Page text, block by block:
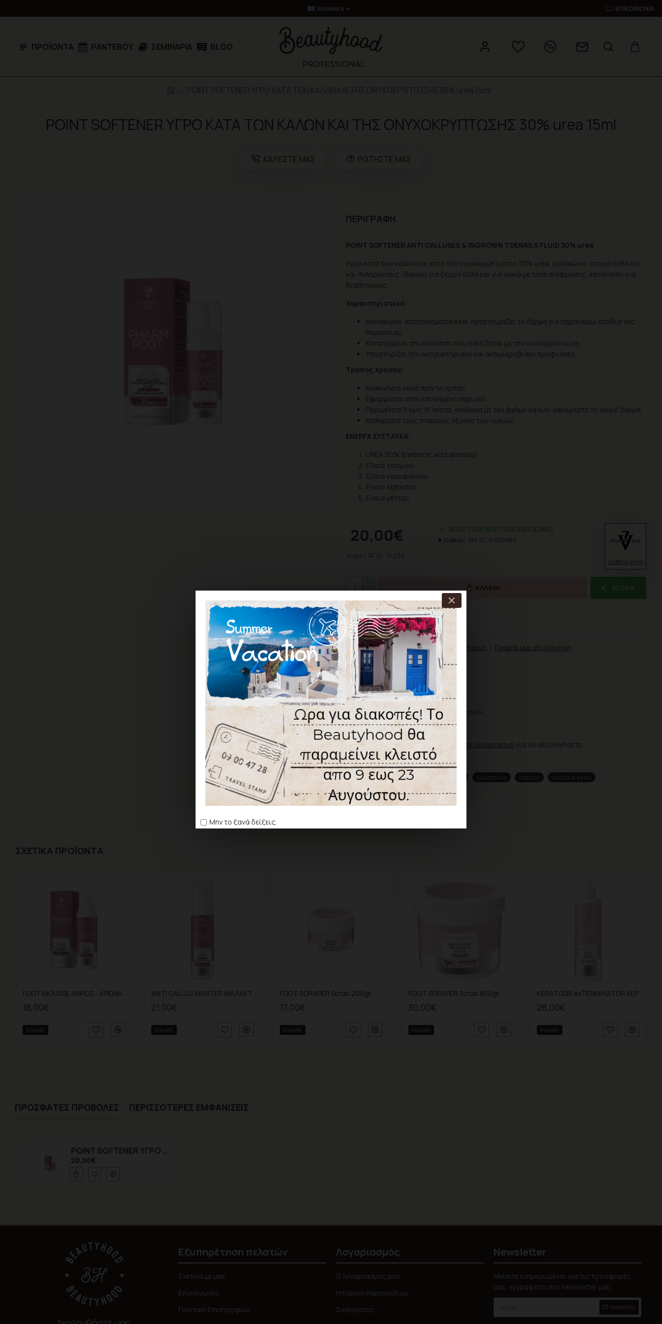
Μην το ξανά δείξεις.
ΕΛΛΗΝΙΚΆ ΕΠΙΚΟΙΝΩΝΊΑ
ΠΡΟΪΌΝΤΑ ΡΑΝΤΕΒΟΎ ΣΕΜΙΝΆΡΙΑ BLOG
POINT SOFTENER ΥΓΡΟ ΚΑΤΑ ΤΩΝ ΚΑΛΩΝ ΚΑΙ ΤΗΣ ΟΝΥΧΟΚΡΥΠΤΩΣΗΣ 30% urea 15ml
ΚΑΛΈΣΤΕ ΜΑΣ ΡΩΤΉΣΤΕ ΜΑΣ
ΠΕΡΙΓΡΑΦΉ
POINT SOFTENER ANTI CALLUSES & INGROWN TOENAILS FLUID 30% urea
Υγρό κατά των κάλων και κατά της ονυχοκρύπτωσης 30% urea, μαλακώνει τοπικά κάλλους
και σκληρύνσεις ιδανικό για δέρμα αλλά και για νύχια με τάση είσφρυσης, κατάλληλο για
διαβητικούς.
Χαρακτηριστικά:
Μαλακώνει αποτελεσματικά και προετοιμάζει το δέρμα για περαιτέρω στάδια της
θεραπείας.
Καταπραΰνει την ενόχληση που σχετίζεται με την ονυχοκρύπτωση.
Υποστηρίζει την αντιβακτηριακή και αντιμικροβιακή προφύλαξη.
Τρόπος Χρήσης:
Ανακινήστε καλά πριν τη χρήση.
Εφαρμόστε στην επιλεγμένη περιοχή.
Περιμένετε 5 έως 15 λεπτά, ανάλογα με τον βαθμό κάλων, αφαιρέστε το νεκρό δέρμα.
Καθαρίστε τους πλαϊνούς άξονες των νυχιών.
ΕΝΕΡΓΑ ΣΥΣΤΑΤΚΑ:
UREA 30% (carbonic acid diamide)
Έλαιο τσαγιού
Έλαιο γαρυφάλλου
Έλαιο λεβάντας
Έλαιο μέντας
Σύμφωνα με 0 αξιολογήσεις. - Γράψτε μια αξιολόγηση
20,00€
ΑΠΟΣΤΟΛΉ ΑΠΌ 1 ΈΩΣ 5 ΕΡΓΆΣΙΜΕΣ
Κωδικός: BH-TC-V-330983
Victoria Vynn
ΚΑΛΆΘΙ ΑΓΟΡΆ
ΕΠΙΘΥΜΗΤΌ ΣΎΓΚΡΙΣΗ
ΑΞΙΟΛΌΓΗΣΗ
Δεν υπάρχουν αξιολογήσεις για το προϊόν.
ΓΡΆΨΤΕ ΜΙΑ ΑΞΙΟΛΌΓΗΣΗ
Παρακαλώ συνδεθείτε δημιουργήστε λογαριασμό για να αξιολογήσετε
Ετικέτες: πεντικιούρ θεραπεία αφρός victoria vynn
ΣΧΕΤΙΚΆ ΠΡΟΪΌΝΤΑ
18,00€
Καλάθι
21,00€
Καλάθι
FOOT SCRAPER Scrub 200gr
17,00€
Καλάθι
FOOT SCRAPER Scrub 800gr
30,00€
Καλάθι
28,00€
Καλάθι
ΠΡΌΣΦΑTΕΣ ΠΡΟΒΟΛΈΣ ΠΕΡΙΣΣΌΤΕΡΕΣ ΕΜΦΑΝΊΣΕΙΣ
POINT SOFTENER ΥΓΡΟ ΚΑΤΑ ΤΩΝ ΚΑΛΩΝ ΚΑΙ ΤΗΣ ΟΝΥΧΟΚΡΥΠΤΩΣΗΣ 30% urea 15ml
20,00€
Εξυπηρέτηση πελατών
Σχετικά με μας
Επικοινωνία
Πολιτική Επιστροφών
Λογαριασμός
Ο λογαριασμός μου
Ιστορικό παραγγελιών
Συνεργάτες
Newsletter
Μείνετε ενημερωμένοι για τις προσφορές
μας, εγγραφείτε στο newsletter μας
Αποστολή